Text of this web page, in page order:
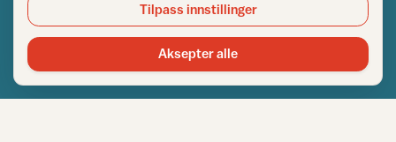
Ansvarlig redaktør: Helge Bod Vangen
Utgiver: IFI - Norsk råd for hjem og bygg
Tilpass innstillinger
Aksepter alle